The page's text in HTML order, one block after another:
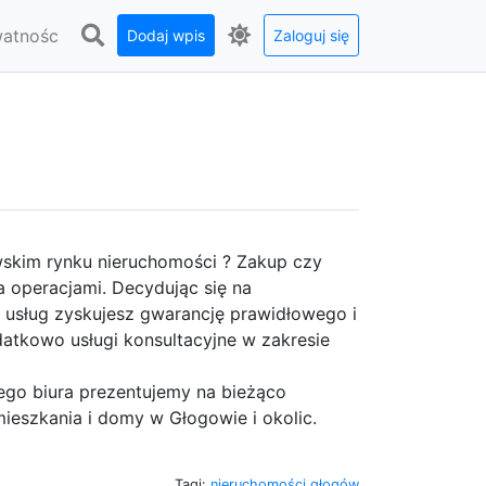
Dodaj wpis Zaloguj się
rynku nieruchomości ? Zakup czy
operacjami. Decydując się na
zyskujesz gwarancję prawidłowego i
usługi konsultacyjne w zakresie
biura prezentujemy na bieżąco
i domy w Głogowie i okolic.